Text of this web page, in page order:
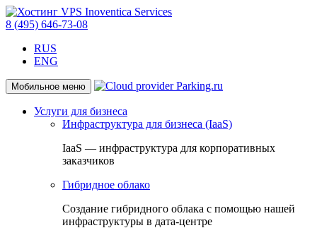
8 (495) 646-73-08
RUS
ENG
Мобильное меню
Услуги для бизнеса
Инфраструктура для бизнеса (IaaS)
IaaS — инфраструктура для корпоративных
заказчиков
Гибридное облако
Создание гибридного облака с помощью нашей
инфраструктуры в дата-центре